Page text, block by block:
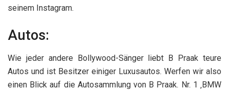
seinem Instagram.
Autos:
Wie jeder andere Bollywood-Sänger liebt B Praak teure
Autos und ist Besitzer einiger Luxusautos. Werfen wir also
einen Blick auf die Autosammlung von B Praak. Nr. 1 ‚BMW